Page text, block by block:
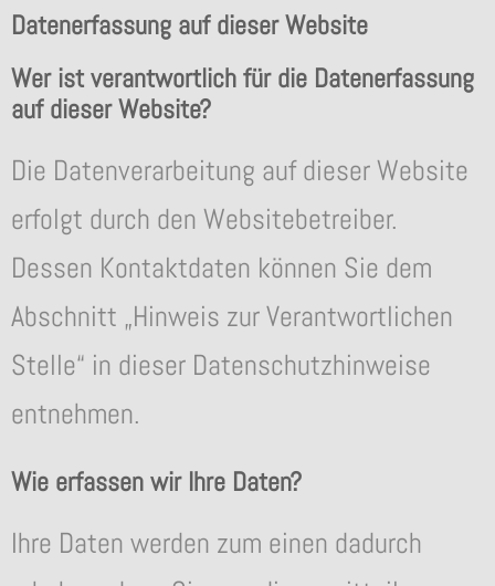
Datenerfassung auf dieser Website
Wer ist verantwortlich für die Datenerfassung
auf dieser Website?
Die Datenverarbeitung auf dieser Website
erfolgt durch den Websitebetreiber.
Dessen Kontaktdaten können Sie dem
Abschnitt „Hinweis zur Verantwortlichen
Stelle“ in dieser Datenschutzhinweise
entnehmen.
Wie erfassen wir Ihre Daten?
Ihre Daten werden zum einen dadurch